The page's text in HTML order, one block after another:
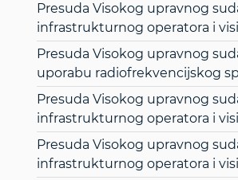
Presuda Visokog upravnog
infrastrukturnog operatora i
Presuda Visokog upravnog
uporabu radiofrekvencijskog
Presuda Visokog upravnog
infrastrukturnog operatora i
Presuda Visokog upravnog
infrastrukturnog operatora i